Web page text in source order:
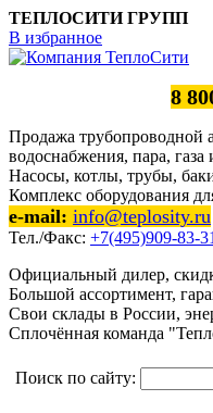
ТЕПЛОСИТИ ГРУПП
В избранное
8
Продажа трубопроводной
водоснабжения, пара,
Насосы, котлы, трубы,
Комплекс
e-mail: info@teplosity.ru
Тел./Факс: +7(495)909-83-31
Официальный дилер,
Большой ассортимент,
Свои склады в России,
Сплочённая команда
Поиск по сайту: